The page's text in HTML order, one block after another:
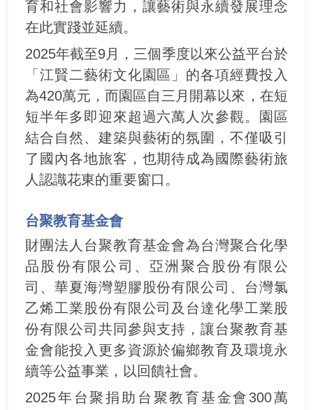
育和社會影響力，讓藝術與永續發展理念
在此實踐並延續。
2025年截至9月，三個季度以來公益平台於
「江賢二藝術文化園區」的各項經費投入
為420萬元，而園區自三月開幕以來，在短
短半年多即迎來超過六萬人次參觀。園區
結合自然、建築與藝術的氛圍，不僅吸引
了國內各地旅客，也期待成為國際藝術旅
人認識花東的重要窗口。
台聚教育基金會
財團法人台聚教育基金會為台灣聚合化學
品股份有限公司、亞洲聚合股份有限公
司、華夏海灣塑膠股份有限公司、台灣氯
乙烯工業股份有限公司及台達化學工業股
份有限公司共同參與支持，讓台聚教育基
金會能投入更多資源於偏鄉教育及環境永
續等公益事業，以回饋社會。
2025年台聚捐助台聚教育基金會300萬